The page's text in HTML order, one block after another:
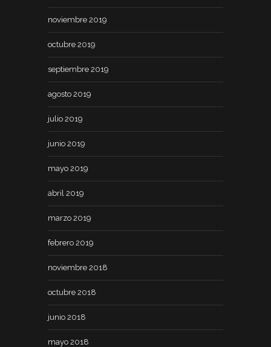
noviembre 2019
octubre 2019
septiembre 2019
agosto 2019
julio 2019
junio 2019
mayo 2019
abril 2019
marzo 2019
febrero 2019
noviembre 2018
octubre 2018
junio 2018
mayo 2018